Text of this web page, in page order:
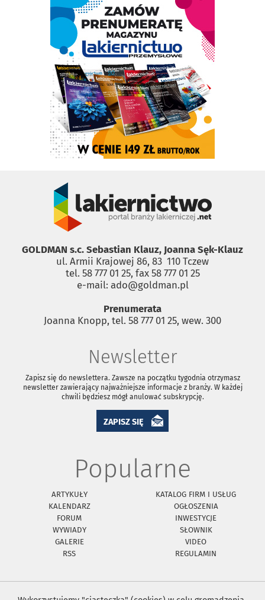
GOLDMAN s.c. Sebastian Klauz, Joanna Sęk-Klauz
ul. Armii Krajowej 86, 83 ­ 110 Tczew
tel. 58 777 01 25, fax 58 777 01 25
e-mail: ado@goldman.pl
Prenumerata
Joanna Knopp, tel. 58 777 01 25, wew. 300
Newsletter
Zapisz się do newslettera. Zawsze na początku tygodnia otrzymasz
newsletter zawierający najważniejsze informacje z branży. W każdej
chwili będziesz mógł anulować subskrypcję.
ZAPISZ SIĘ
Popularne
ARTYKUŁY
KATALOG FIRM I USŁUG
KALENDARZ
OGŁOSZENIA
FORUM
INWESTYCJE
WYWIADY
SŁOWNIK
GALERIE
VIDEO
RSS
REGULAMIN